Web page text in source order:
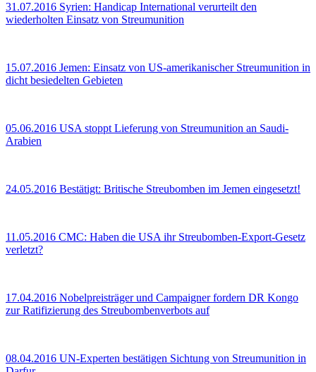
31.07.2016 Syrien: Handicap International verurteilt den
wiederholten Einsatz von Streumunition
15.07.2016 Jemen: Einsatz von US-amerikanischer Streumunition in
dicht besiedelten Gebieten
05.06.2016 USA stoppt Lieferung von Streumunition an Saudi-
Arabien
24.05.2016 Bestätigt: Britische Streubomben im Jemen eingesetzt!
11.05.2016 CMC: Haben die USA ihr Streubomben-Export-Gesetz
verletzt?
17.04.2016 Nobelpreisträger und Campaigner fordern DR Kongo
zur Ratifizierung des Streubombenverbots auf
08.04.2016 UN-Experten bestätigen Sichtung von Streumunition in